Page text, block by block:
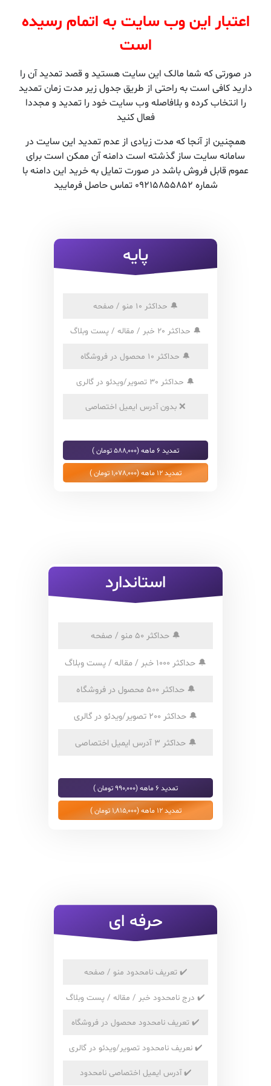
اعتبار این وب سایت به اتمام رسیده
است
در صورتی که شما مالک این سایت هستید و قصد تمدید آن را
دارید کافی است به راحتی از طریق جدول زیر مدت زمان تمدید
را انتخاب کرده و بلافاصله وب سایت خود را تمدید و مجددا
فعال کنید
همچنین از آنجا که مدت زیادی از عدم تمدید این سایت در
سامانه سایت ساز گذشته است دامنه آن ممکن است برای
عموم قابل فروش باشد در صورت تمایل به خرید این دامنه با
شماره 09215855852 تماس حاصل فرمایید
پایه
🔔 حداکثر 10 منو / صفحه
🔔 حداکثر 20 خبر / مقاله / پست وبلاگ
🔔 حداکثر 10 محصول در فروشگاه
🔔 حداکثر 30 تصویر/ویدئو در گالری
❌ بدون آدرس ایمیل اختصاصی
تمدید 6 ماهه (588,000 تومان )
تمدید 12 ماهه (1,078,000 تومان )
استاندارد
🔔 حداکثر 50 منو / صفحه
🔔 حداکثر 1000 خبر / مقاله / پست وبلاگ
🔔حداکثر 500 محصول در فروشگاه
🔔 حداکثر 200 تصویر/ویدئو در گالری
🔔حداکثر 3 آدرس ایمیل اختصاصی
تمدید 6 ماهه (990,000 تومان )
تمدید 12 ماهه (1,815,000 تومان )
حرفه ای
✔️تعریف نامحدود منو / صفحه
✔️ درج نامحدود خبر / مقاله / پست وبلاگ
✔️تعریف نامحدود محصول در فروشگاه
✔️نعریف نامحدود تصویر/ویدئو در گالری
✔️آدرس ایمیل اختصاصی نامحدود